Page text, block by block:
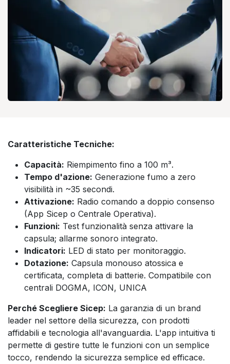
Caratteristiche Tecniche:
Capacità: Riempimento fino a 100 m³.
Tempo d'azione: Generazione fumo a zero
visibilità in ~35 secondi.
Attivazione: Radio comando a doppio consenso
(App Sicep o Centrale Operativa).
Funzioni: Test funzionalità senza attivare la
capsula; allarme sonoro integrato.
Indicatori: LED di stato per monitoraggio.
Dotazione: Capsula monouso atossica e
certificata, completa di batterie. Compatibile con
centrali DOGMA, ICON, UNICA
Perché Scegliere Sicep: La garanzia di un brand
leader nel settore della sicurezza, con prodotti
affidabili e tecnologia all'avanguardia. L'app intuitiva ti
permette di gestire tutte le funzioni con un semplice
tocco, rendendo la sicurezza semplice ed efficace.